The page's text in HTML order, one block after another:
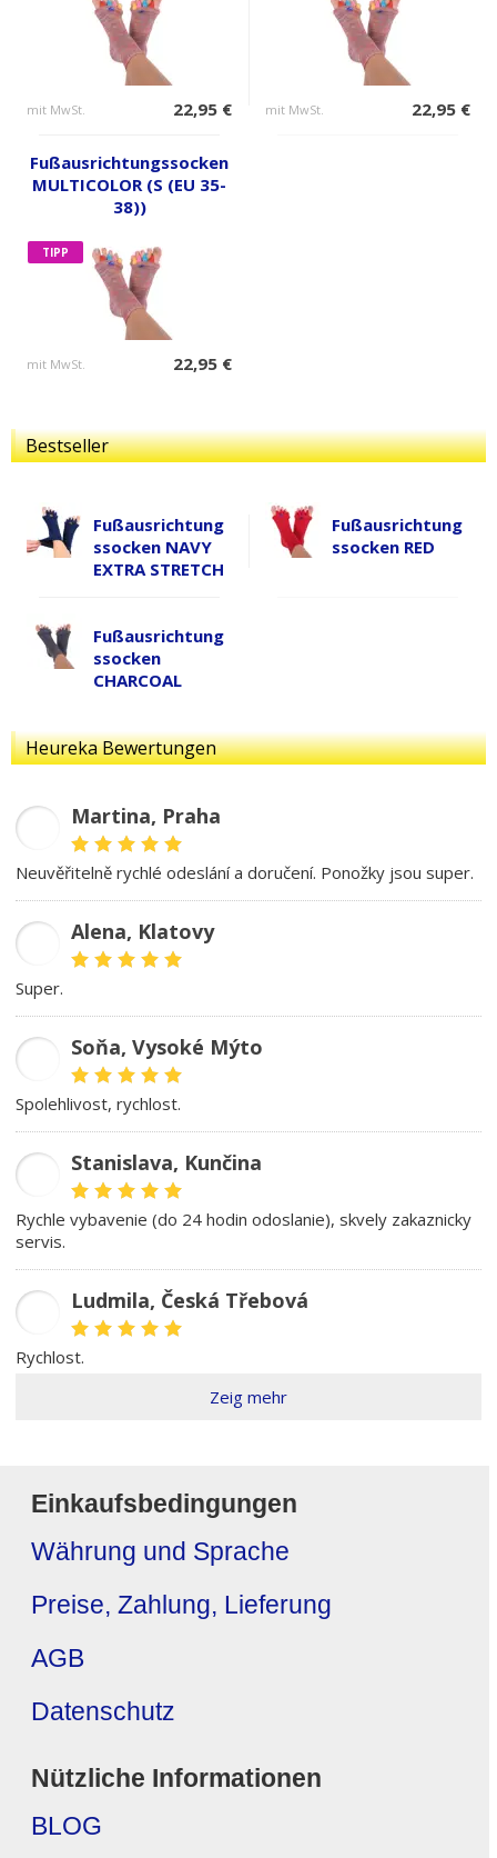
Bestseller
Fußausrichtung
ssocken NAVY
EXTRA STRETCH
Fußausrichtung
ssocken RED
Fußausrichtung
ssocken
CHARCOAL
Heureka Bewertungen
Martina, Praha
Neuvěřitelně rychlé odeslání a doručení. Ponožky jsou super.
Alena, Klatovy
Super.
Soňa, Vysoké Mýto
spolehlivost, rychlost.
Stanislava, Kunčina
rychle vybavenie (do 24 hodin odoslanie), skvely zakaznicky
servis.
Ludmila, Česká Třebová
rychlost.
Zeig mehr
mit MwSt. 22,95 € mit MwSt. 22,95 €
Fußausrichtungssocken
MULTICOLOR (S (EU 35-
38))
TIPP
mit MwSt. 22,95 €
Einkaufsbedingungen
Währung und Sprache
Preise, Zahlung, Lieferung
AGB
Datenschutz
Nützliche Informationen
BLOG